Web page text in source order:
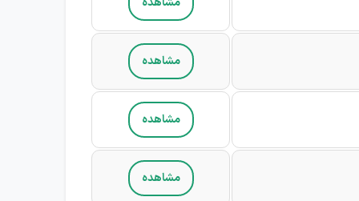
مشاهده
مشاهده
مشاهده